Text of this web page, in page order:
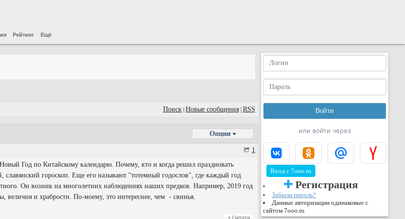
Рейтинг Ещё
Поиск Новые сообщения RSS
Опции
1
Год по Китайскому календарю. Почему, кто и когда решил праздновать
славянский гороскоп. Еще его называют "тотемный годослов", где каждый год
Он возник на многолетних наблюдениях наших предков. Например, 2019 год
величия и храбрости. По-моему, это интереснее, чем - свинья.
+ Цитата
или войти через
Вход с 7ooo.ru
Регистрация
Забыли пароль?
Данные авторизации одинаковые с
сайтом 7ooo.ru